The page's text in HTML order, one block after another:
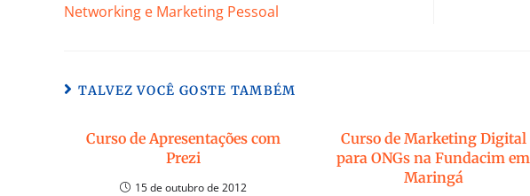
Networking e Marketing Pessoal
TALVEZ VOCÊ GOSTE TAMBÉM
Curso de Apresentações com
Prezi
15 de outubro de 2012
Curso de Marketing Digital
para ONGs na Fundacim em
Maringá